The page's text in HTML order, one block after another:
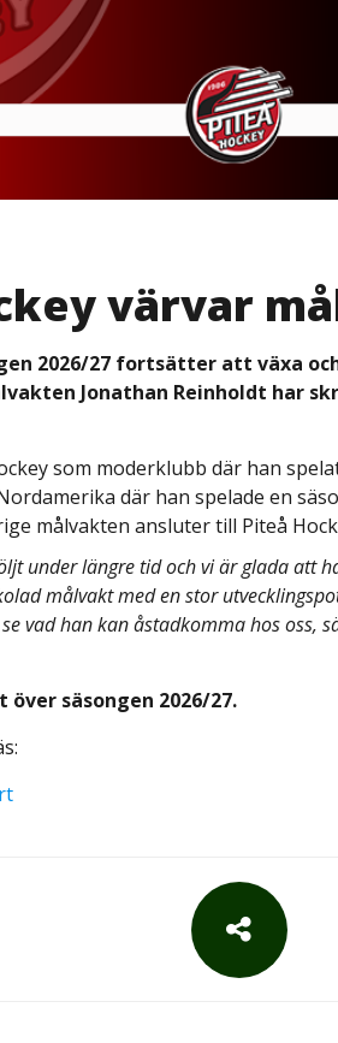
värvar
2026/27 fortsätter att växa
Jonathan Reinholdt har
som moderklubb där han
där han spelade en
målvakten ansluter till Piteå
under längre tid och vi är glada att
målvakt med en stor
vad han kan åstadkomma hos oss,
säsongen 2026/27.